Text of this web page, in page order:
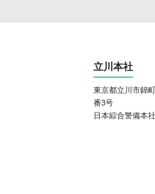
立川本社
東京都立川市錦
番3号
日本綜合警備本